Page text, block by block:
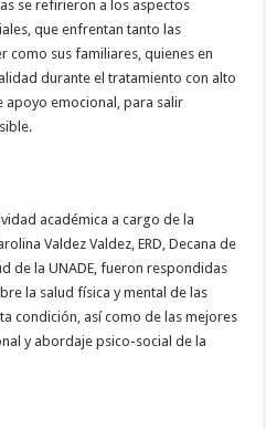
se refirieron a los aspectos
que enfrentan tanto las
como sus familiares, quienes en
durante el tratamiento con alto
apoyo emocional, para salir
académica a cargo de la
Valdez Valdez, ERD, Decana de
de la UNADE, fueron respondidas
la salud física y mental de las
condición, así como de las mejores
y abordaje psico-social de la